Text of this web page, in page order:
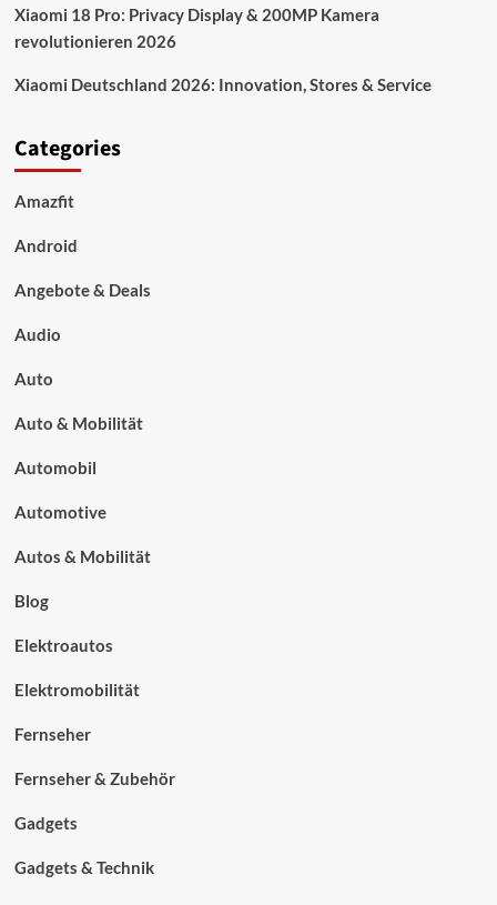
Xiaomi 18 Pro: Privacy Display & 200MP Kamera
revolutionieren 2026
Xiaomi Deutschland 2026: Innovation, Stores & Service
Categories
Amazfit
Android
Angebote & Deals
Audio
Auto
Auto & Mobilität
Automobil
Automotive
Autos & Mobilität
Blog
Elektroautos
Elektromobilität
Fernseher
Fernseher & Zubehör
Gadgets
Gadgets & Technik